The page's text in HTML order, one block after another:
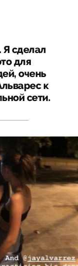
сделал
для
очень
к
сети.